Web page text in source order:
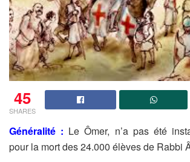
45
SHARES
Généralité : Le Ômer, n’a pas été
pour la mortdes 24.000 élèves de Rabbi